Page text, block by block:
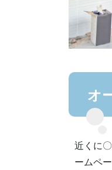
オ
近くに
ームペ